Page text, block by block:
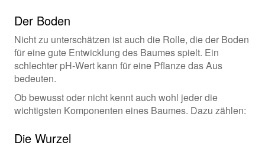
Der Boden
Nicht zu unterschätzen ist auch die Rolle, die der Boden
für eine gute Entwicklung des Baumes spielt. Ein
schlechter pH-Wert kann für eine Pflanze das Aus
bedeuten.
Ob bewusst oder nicht kennt auch wohl jeder die
wichtigsten Komponenten eines Baumes. Dazu zählen:
Die Wurzel